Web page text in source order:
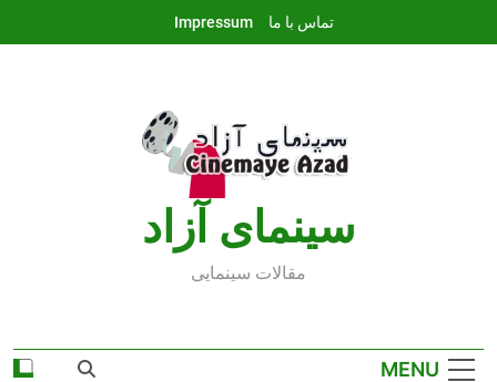
تماس با ما Impressum
سينماى آزاد
مقالات سينمايى
MENU